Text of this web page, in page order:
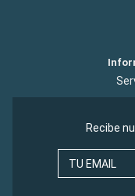
Recibe
TU EMAIL